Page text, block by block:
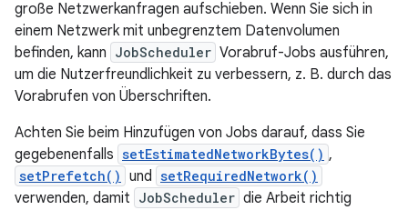
große Netzwerkanfragen aufschieben. Wenn Sie sich in
einem Netzwerk mit unbegrenztem Datenvolumen
befinden, kann JobScheduler Vorabruf-Jobs ausführen,
um die Nutzerfreundlichkeit zu verbessern, z. B. durch das
Vorabrufen von Überschriften.
Achten Sie beim Hinzufügen von Jobs darauf, dass Sie
gegebenenfalls setEstimatedNetworkBytes() ,
setPrefetch() und setRequiredNetwork()
verwenden, damit JobScheduler die Arbeit richtig